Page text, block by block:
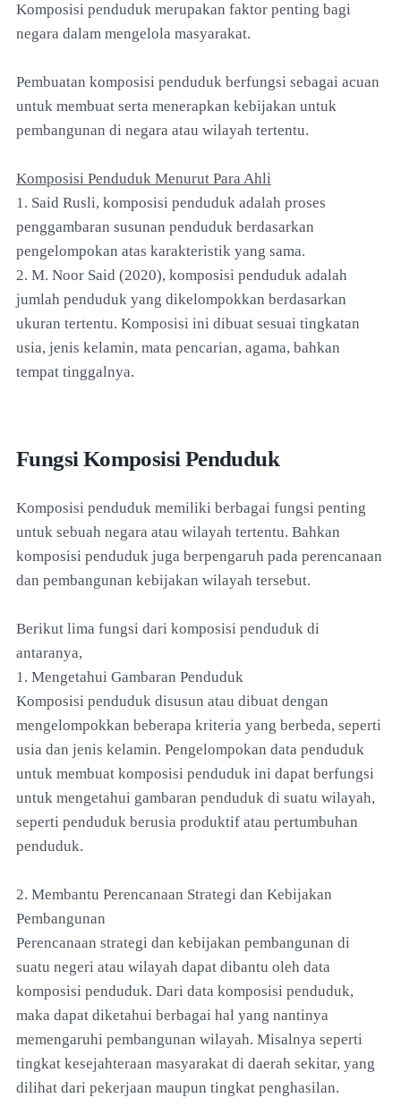
Komposisi penduduk merupakan faktor penting bagi
negara dalam mengelola masyarakat.
Pembuatan komposisi penduduk berfungsi sebagai acuan
untuk membuat serta menerapkan kebijakan untuk
pembangunan di negara atau wilayah tertentu.
Komposisi Penduduk Menurut Para Ahli
1. Said Rusli, komposisi penduduk adalah proses
penggambaran susunan penduduk berdasarkan
pengelompokan atas karakteristik yang sama.
2. M. Noor Said (2020), komposisi penduduk adalah
jumlah penduduk yang dikelompokkan berdasarkan
ukuran tertentu. Komposisi ini dibuat sesuai tingkatan
usia, jenis kelamin, mata pencarian, agama, bahkan
tempat tinggalnya.
Fungsi Komposisi Penduduk
Komposisi penduduk memiliki berbagai fungsi penting
untuk sebuah negara atau wilayah tertentu. Bahkan
komposisi penduduk juga berpengaruh pada perencanaan
dan pembangunan kebijakan wilayah tersebut.
Berikut lima fungsi dari komposisi penduduk di
antaranya,
1. Mengetahui Gambaran Penduduk
Komposisi penduduk disusun atau dibuat dengan
mengelompokkan beberapa kriteria yang berbeda, seperti
usia dan jenis kelamin. Pengelompokan data penduduk
untuk membuat komposisi penduduk ini dapat berfungsi
untuk mengetahui gambaran penduduk di suatu wilayah,
seperti penduduk berusia produktif atau pertumbuhan
penduduk.
2. Membantu Perencanaan Strategi dan Kebijakan
Pembangunan
Perencanaan strategi dan kebijakan pembangunan di
suatu negeri atau wilayah dapat dibantu oleh data
komposisi penduduk. Dari data komposisi penduduk,
maka dapat diketahui berbagai hal yang nantinya
memengaruhi pembangunan wilayah. Misalnya seperti
tingkat kesejahteraan masyarakat di daerah sekitar, yang
dilihat dari pekerjaan maupun tingkat penghasilan.